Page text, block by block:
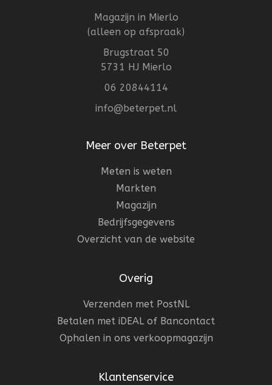
Magazijn in Mierlo
(alleen op afspraak)
Brugstraat 50
5731 HJ Mierlo
06 20844114
info@beterpet.nl
Meer over Beterpet
Meten is weten
Markten
Magazijn
Bedrijfsgegevens
Overzicht van de website
Overig
Verzenden met PostNL
Betalen met iDEAL of Bancontact
Ophalen in ons verkoopmagazijn
Klantenservice